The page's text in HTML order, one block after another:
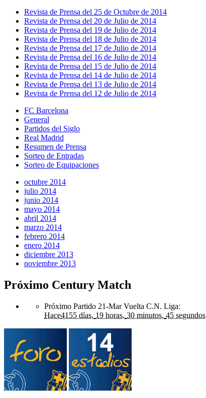
Revista de Prensa del 25 de Octubre de 2014
Revista de Prensa del 20 de Julio de 2014
Revista de Prensa del 19 de Julio de 2014
Revista de Prensa del 18 de Julio de 2014
Revista de Prensa del 17 de Julio de 2014
Revista de Prensa del 16 de Julio de 2014
Revista de Prensa del 15 de Julio de 2014
Revista de Prensa del 14 de Julio de 2014
Revista de Prensa del 13 de Julio de 2014
Revista de Prensa del 12 de Julio de 2014
FC Barcelona
General
Partidos del Siglo
Real Madrid
Resumen de Prensa
Sorteo de Entradas
Sorteo de Equipaciones
octubre 2014
julio 2014
junio 2014
mayo 2014
abril 2014
marzo 2014
febrero 2014
enero 2014
diciembre 2013
noviembre 2013
Próximo Century Match
Próximo Partido 21-Mar Vuelta C.N. Liga:
Hace4155 días, 19 horas, 30 minutos, 45 segundos